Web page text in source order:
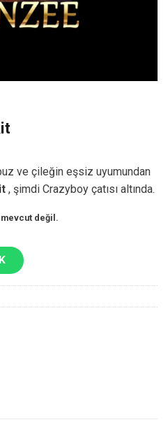
ve çileğin eşsiz uyumundan
, şimdi Crazyboy çatısı altında.
mevcut değil.